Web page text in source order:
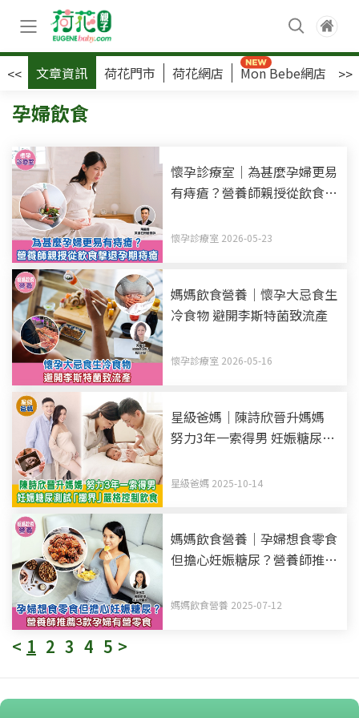
<< 文章資訊 荷花門市 荷花網店 Mon Bebe網店 >>
孕婦飲食
懷孕診療室｜為甚麼孕婦更易
有痔瘡？營養師親授從飲食擊
懷孕診療室 2026-05-23
媽媽飲食營養｜懷孕大忌食生
冷食物 避開李斯特菌致流產
懷孕診療室 2026-05-16
星級爸媽｜陳詩欣晉升媽媽
努力3年一索得男 妊娠糖尿測
星級爸媽 2025-10-14
媽媽飲食營養｜孕婦想食零食
但擔心妊娠糖尿？營養師推薦
媽媽飲食營養 2025-07-12
< 1 2 3 4 5 >